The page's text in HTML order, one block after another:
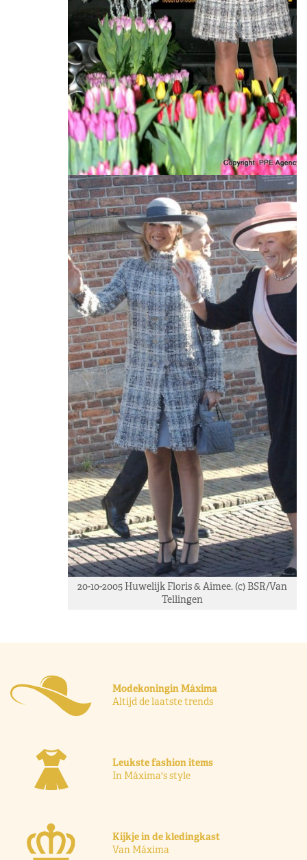
20-10-2005 Huwelijk Floris & Aimee. (c) BSR/Van
Tellingen
Modekoningin Máxima
Altijd de laatste trends
Leukste fashion items
In Máxima's style
Kijkje in de kledingkast
Van Máxima